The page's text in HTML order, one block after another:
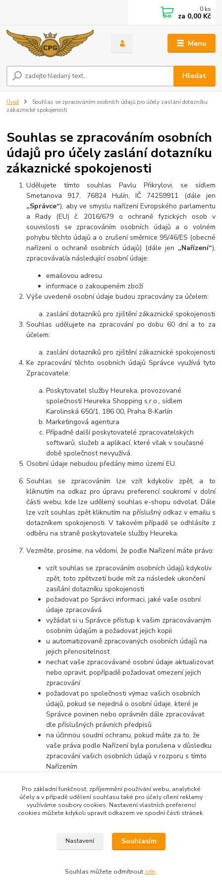
Menu
Hledat
0 ks
za 0,00 Kč
Úvod
Souhlas se zpracováním osobních údajů pro účely zaslání dotazníku
zákaznické spokojenosti
Souhlas se zpracováním osobních
údajů pro účely zaslání dotazníku
zákaznické spokojenosti
Udělujete tímto souhlas Pavlu Přikrylovi, se sídlem
Smetanova 917, 76824 Hulín, IČ 74259911 (dále jen
„Správce“), aby ve smyslu nařízení Evropského parlamentu
a Rady (EU) č. 2016/679 o ochraně fyzických osob v
souvislosti se zpracováním osobních údajů a o volném
pohybu těchto údajů a o zrušení směrnice 95/46/ES (obecné
nařízení o ochraně osobních údajů) (dále jen „Nařízení“),
zpracovával/a následující osobní údaje:
emailovou adresu
informace o zakoupeném zboží
Výše uvedené osobní údaje budou zpracovány za účelem:
zaslání dotazníků pro zjištění zákaznické spokojenosti
Souhlas udělujete na zpracování po dobu 60 dní a to za
účelem:
zaslání dotazníků pro zjištění zákaznické spokojenosti
Ke zpracování těchto osobních údajů Správce využívá tyto
Zpracovatele:
Poskytovatel služby Heureka, provozované
společností Heureka Shopping s.r.o., sídlem
Karolinská 650/1, 186 00, Praha 8-Karlín
Marketingová agentura
Případně další poskytovatelé zpracovatelských
softwarů, služeb a aplikací, které však v současné
době společnost nevyužívá.
Osobní údaje nebudou předány mimo území EU.
Souhlas se zpracováním lze vzít kdykoliv zpět, a to
kliknutím na odkaz pro úpravu preferencí soukromí v dolní
části webu, kde lze udělený souhlas e-shopu odvolat. Dále
lze vzít souhlas zpět kliknutím na příslušný odkaz v emailu s
dotazníkem spokojenosti. V takovém případě se odhlásíte z
odběru na straně poskytovatele služby Heureka.
Vezměte, prosíme, na vědomí, že podle Nařízení máte právo:
vzít souhlas se zpracováním osobních údajů kdykoliv
zpět, toto zpětvzetí bude mít za následek ukončení
zasílání dotazníku spokojenosti
požadovat po Správci informaci, jaké vaše osobní
údaje zpracovává
vyžádat si u Správce přístup k vašim zpracovávaným
osobním údajům a požadovat jejich kopii
u automatizovaně zpracovaných osobních údajů na
jejich přenositelnost
nechat vaše zpracovávané osobní údaje aktualizovat
nebo opravit, popřípadě požadovat omezení jejich
zpracování
požadovat po společnosti výmaz vašich osobních
údajů, pokud se nejedná o osobní údaje, které je
Správce povinen nebo oprávněn dále zpracovávat
dle příslušných právních předpisů
na účinnou soudní ochranu, pokud máte za to, že
vaše práva podle Nařízení byla porušena v důsledku
zpracování vašich osobních údajů v rozporu s tímto
Nařízením
souvisejících se zpracováním osobních údajů se
obrátit na Správce nebo na Úřad pro ochranu
osobních údajů
Pro základní funkčnost, zpříjemnění používání webu, analytické
účely a v případě udělení souhlasu také pro účely cílení reklamy
využíváme soubory cookies. Nastavení vlastních preferencí
cookies můžete kdykoli upravit odkazem ve spodní části stránek.
Nastavení Souhlasím
Souhlas můžete odmítnout zde.